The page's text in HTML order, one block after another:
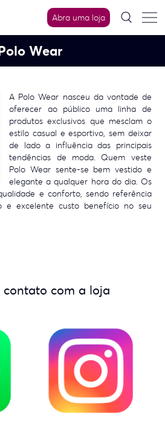
Abra uma loja
Wear
A Polo Wear nasceu da vontade de
oferecer ao público uma linha de
produtos exclusivos que mesclam o
estilo casual e esportivo, sem deixar
de lado a influência das principais
tendências de moda. Quem veste
Polo Wear sente-se bem vestido e
elegante a qualquer hora do dia. Os
e conforto, sendo referência
e excelente custo benefício no seu
contato com a loja